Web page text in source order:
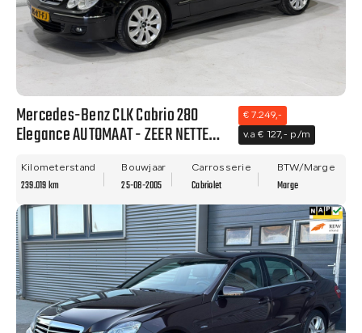
Mercedes-Benz CLK Cabrio 280
Elegance AUTOMAAT - ZEER NETTE
€ 7.249,-
v.a € 127,- p/m
Kilometerstand
239.019 km
Bouwjaar
25-08-2005
Carrosserie
Cabriolet
BTW/Marge
Marge